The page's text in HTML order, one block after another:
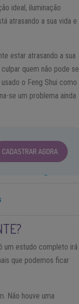
ideal, iluminação
atrasando a sua vida e
estar atrasando a sua
quem não pode se
o Feng Shui como
se um problema ainda
CADASTRAR AGORA
um estudo completo irá
que podemos ficar
Não houve uma